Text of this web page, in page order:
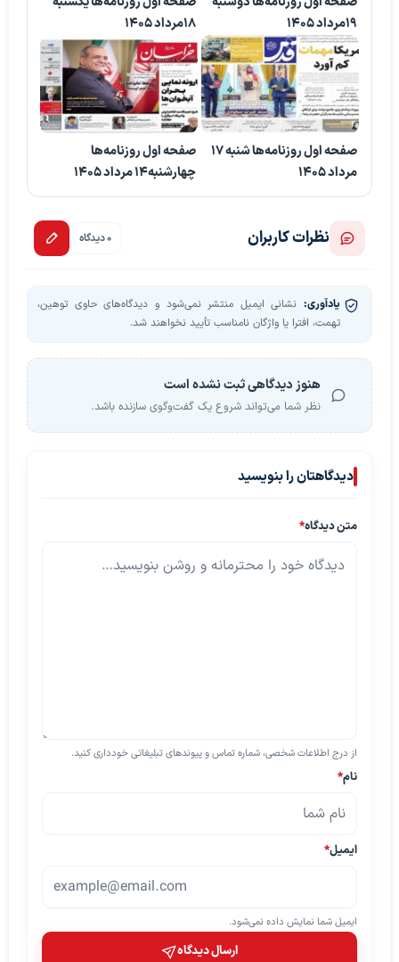
19مرداد 1405
18مرداد 1405
صفحه اول روزنامه‌ها شنبه 17
مرداد 1405
صفحه اول روزنامه‌ها
چهارشنبه14 مرداد 1405
نظرات کاربران 0 دیدگاه
یادآوری: نشانی ایمیل منتشر نمی‌شود و دیدگاه‌های حاوی توهین،
تهمت، افترا یا واژگان نامناسب تأیید نخواهند شد.
هنوز دیدگاهی ثبت نشده است
نظر شما می‌تواند شروع یک گفت‌وگوی سازنده باشد.
دیدگاهتان را بنویسید
متن دیدگاه*
از درج اطلاعات شخصی، شماره تماس و پیوندهای تبلیغاتی خودداری کنید.
نام*
ایمیل*
ایمیل شما نمایش داده نمی‌شود.
ارسال دیدگاه